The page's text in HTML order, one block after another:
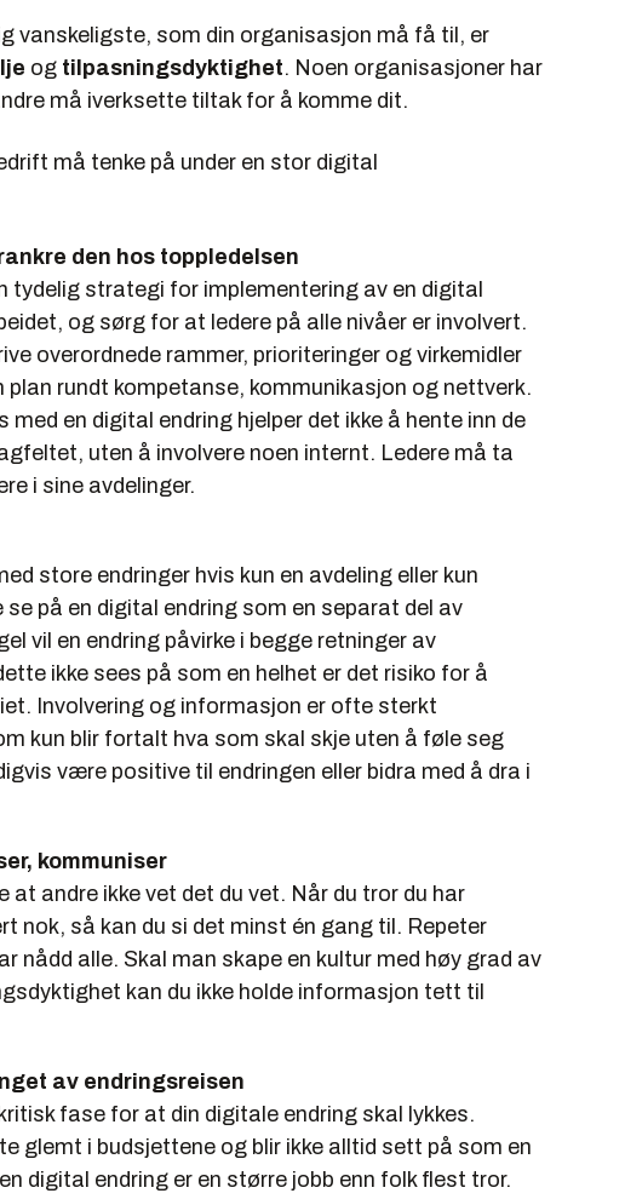
vanskeligste, som din organisasjon må få til, er
og tilpasningsdyktighet. Noen organisasjoner har
må iverksette tiltak for å komme dit.
må tenke på under en stor digital
den hos toppledelsen
tydelig strategi for implementering av en digital
og sørg for at ledere på alle nivåer er involvert.
overordnede rammer, prioriteringer og virkemidler
plan rundt kompetanse, kommunikasjon og nettverk.
med en digital endring hjelper det ikke å hente inn de
uten å involvere noen internt. Ledere må ta
i sine avdelinger.
store endringer hvis kun en avdeling eller kun
se på en digital endring som en separat del av
vil en endring påvirke i begge retninger av
ikke sees på som en helhet er det risiko for å
Involvering og informasjon er ofte sterkt
kun blir fortalt hva som skal skje uten å føle seg
være positive til endringen eller bidra med å dra i
kommuniser
at andre ikke vet det du vet. Når du tror du har
nok, så kan du si det minst én gang til. Repeter
nådd alle. Skal man skape en kultur med høy grad av
kan du ikke holde informasjon tett til
av endringsreisen
fase for at din digitale endring skal lykkes.
glemt i budsjettene og blir ikke alltid sett på som en
digital endring er en større jobb enn folk flest tror.